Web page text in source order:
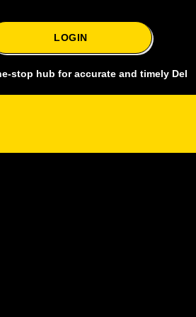
LOGIN
for accurate and timely Delhi